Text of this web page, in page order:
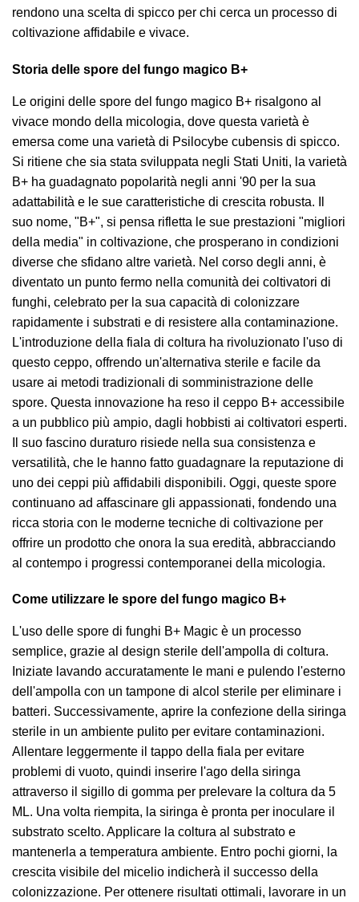
rendono una scelta di spicco per chi cerca un processo di
coltivazione affidabile e vivace.
Storia delle spore del fungo magico B+
Le origini delle spore del fungo magico B+ risalgono al
vivace mondo della micologia, dove questa varietà è
emersa come una varietà di Psilocybe cubensis di spicco.
Si ritiene che sia stata sviluppata negli Stati Uniti, la varietà
B+ ha guadagnato popolarità negli anni '90 per la sua
adattabilità e le sue caratteristiche di crescita robusta. Il
suo nome, "B+", si pensa rifletta le sue prestazioni "migliori
della media" in coltivazione, che prosperano in condizioni
diverse che sfidano altre varietà. Nel corso degli anni, è
diventato un punto fermo nella comunità dei coltivatori di
funghi, celebrato per la sua capacità di colonizzare
rapidamente i substrati e di resistere alla contaminazione.
L'introduzione della fiala di coltura ha rivoluzionato l'uso di
questo ceppo, offrendo un'alternativa sterile e facile da
usare ai metodi tradizionali di somministrazione delle
spore. Questa innovazione ha reso il ceppo B+ accessibile
a un pubblico più ampio, dagli hobbisti ai coltivatori esperti.
Il suo fascino duraturo risiede nella sua consistenza e
versatilità, che le hanno fatto guadagnare la reputazione di
uno dei ceppi più affidabili disponibili. Oggi, queste spore
continuano ad affascinare gli appassionati, fondendo una
ricca storia con le moderne tecniche di coltivazione per
offrire un prodotto che onora la sua eredità, abbracciando
al contempo i progressi contemporanei della micologia.
Come utilizzare le spore del fungo magico B+
L'uso delle spore di funghi B+ Magic è un processo
semplice, grazie al design sterile dell'ampolla di coltura.
Iniziate lavando accuratamente le mani e pulendo l'esterno
dell'ampolla con un tampone di alcol sterile per eliminare i
batteri. Successivamente, aprire la confezione della siringa
sterile in un ambiente pulito per evitare contaminazioni.
Allentare leggermente il tappo della fiala per evitare
problemi di vuoto, quindi inserire l'ago della siringa
attraverso il sigillo di gomma per prelevare la coltura da 5
ML. Una volta riempita, la siringa è pronta per inoculare il
substrato scelto. Applicare la coltura al substrato e
mantenerla a temperatura ambiente. Entro pochi giorni, la
crescita visibile del micelio indicherà il successo della
colonizzazione. Per ottenere risultati ottimali, lavorare in un